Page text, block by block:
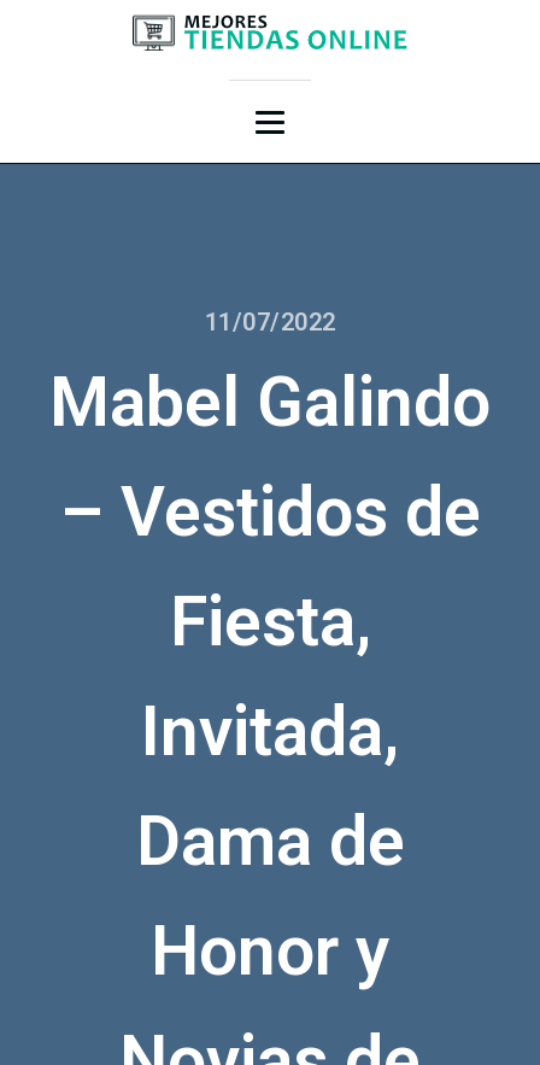
11/07/2022
Mabel Galindo
– Vestidos de
Fiesta,
Invitada,
Dama de
Honor y